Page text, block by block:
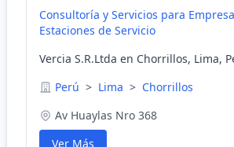
Consultoría y Servicios para
Estaciones de Servicio
Vercia S.R.Ltda en Chorrillos, Lima,
Perú > Lima > Chorrillos
Av Huaylas Nro 368
Ver Más